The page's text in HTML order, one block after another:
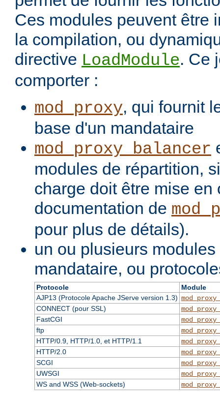
Ces modules peuvent être
la compilation, ou
directive LoadModule. Ce
comporter :
mod_proxy, qui fournit
base d'un mandataire
mod_proxy_balancer
modules de répartition,
charge doit être mise en
documentation de
pour plus de détails).
un ou plusieurs
mandataire, ou
Protocole
Module
AJP13 (Protocole Apache JServe version 1.3)
CONNECT (pour SSL)
FastCGI
ftp
HTTP/0.9, HTTP/1.0, et HTTP/1.1
HTTP/2.0
SCGI
UWSGI
WS and WSS (Web-sockets)